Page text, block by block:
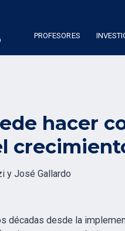
PROFESORES
hacer
y José Gallardo
décadas desde la